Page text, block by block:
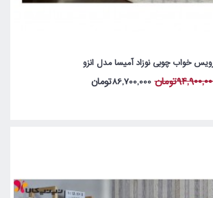
خواب چوبی نوزاد آمیسا مدل انزو
86,700,000تومان